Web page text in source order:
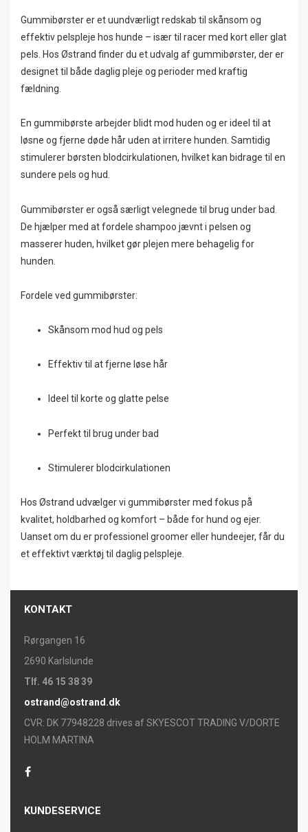
Gummibørster er et uundværligt redskab til skånsom og
effektiv pelspleje hos hunde – især til racer med kort eller glat
pels. Hos Østrand finder du et udvalg af gummibørster, der er
designet til både daglig pleje og perioder med kraftig
fældning.
En gummibørste arbejder blidt mod huden og er ideel til at
løsne og fjerne døde hår uden at irritere hunden. Samtidig
stimulerer børsten blodcirkulationen, hvilket kan bidrage til en
sundere pels og hud.
Gummibørster er også særligt velegnede til brug under bad.
De hjælper med at fordele shampoo jævnt i pelsen og
masserer huden, hvilket gør plejen mere behagelig for
hunden.
Fordele ved gummibørster:
Skånsom mod hud og pels
Effektiv til at fjerne løse hår
Ideel til korte og glatte pelse
Perfekt til brug under bad
Stimulerer blodcirkulationen
Hos Østrand udvælger vi gummibørster med fokus på
kvalitet, holdbarhed og komfort – både for hund og ejer.
Uanset om du er professionel groomer eller hundeejer, får du
et effektivt værktøj til daglig pelspleje.
KONTAKT
Rørgangen 16
2690 Karlslunde
Tlf. 46 15 38 39
ostrand@ostrand.dk
CVR: DK 77948228 drives af SKYESCOT TRADING V/DORTE
HOLM MARTINA
KUNDESERVICE